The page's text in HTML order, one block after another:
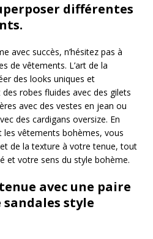
différentes
avec succès, n’hésitez pas à
de vêtements. L’art de la
des looks uniques et
robes fluides avec des gilets
avec des vestes en jean ou
des cardigans oversize. En
vêtements bohèmes, vous
de la texture à votre tenue, tout
et votre sens du style bohème.
avec une paire
style